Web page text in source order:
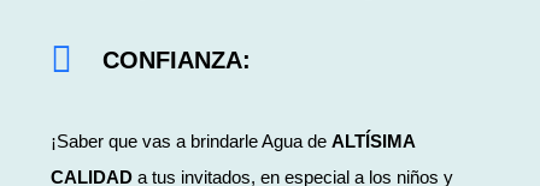
CONFIANZA:
¡Saber que vas a brindarle Agua deALTÍSIMA
CALIDAD a tus invitados, en especial a los niños y